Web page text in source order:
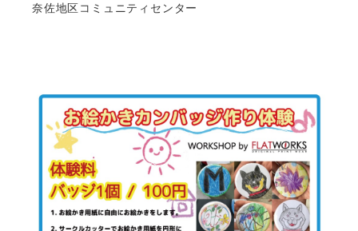
奈佐地区コミュニティセンター